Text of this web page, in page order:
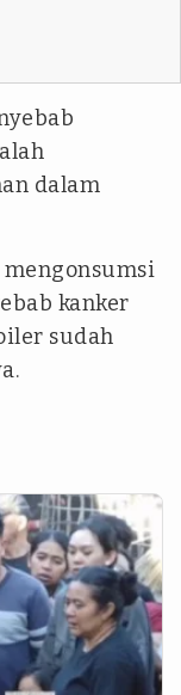
dalam
kanker
sudah